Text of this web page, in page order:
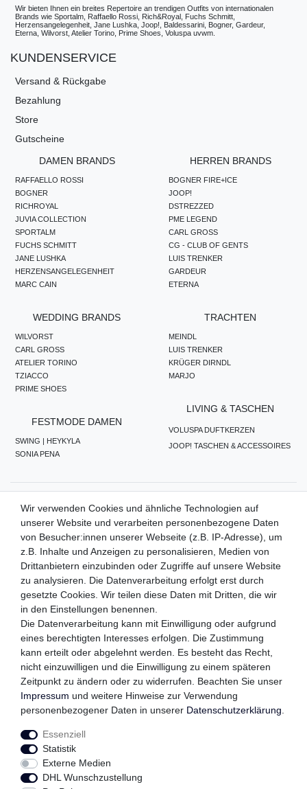
Wir bieten Ihnen ein breites Repertoire an trendigen Outfits von internationalen
Brands wie Sportalm, Raffaello Rossi, Rich&Royal, Fuchs Schmitt,
Herzensangelegenheit, Jane Lushka, Joop!, Baldessarini, Bogner, Gardeur,
Eterna, Wilvorst, Atelier Torino, Prime Shoes, Voluspa uvwm.
KUNDENSERVICE
Versand & Rückgabe
Bezahlung
Store
Gutscheine
DAMEN BRANDS
RAFFAELLO ROSSI
BOGNER
RICHROYAL
JUVIA COLLECTION
SPORTALM
FUCHS SCHMITT
JANE LUSHKA
HERZENSANGELEGENHEIT
MARC CAIN
HERREN BRANDS
BOGNER FIRE+ICE
JOOP!
DSTREZZED
PME LEGEND
CARL GROSS
CG - CLUB OF GENTS
LUIS TRENKER
GARDEUR
ETERNA
WEDDING BRANDS
WILVORST
CARL GROSS
ATELIER TORINO
TZIACCO
PRIME SHOES
FESTMODE DAMEN
SWING | HEYKYLA
SONIA PENA
TRACHTEN
MEINDL
LUIS TRENKER
KRÜGER DIRNDL
MARJO
LIVING & TASCHEN
VOLUSPA DUFTKERZEN
JOOP! TASCHEN & ACCESSOIRES
ZAHLUNGSMETHODEN
WIR VERSENDEN MIT
QUALITÄTSVERSPRECHEN
FOLGEN SIE UNS
Impressum
Widerrufs­recht Vertrag widerrufen
Wir verwenden Cookies und ähnliche Technologien auf
unserer Website und verarbeiten personenbezogene Daten
von Besucher:innen unserer Webseite (z.B. IP-Adresse), um
z.B. Inhalte und Anzeigen zu personalisieren, Medien von
Drittanbietern einzubinden oder Zugriffe auf unsere Website
zu analysieren. Die Datenverarbeitung erfolgt erst durch
gesetzte Cookies. Wir teilen diese Daten mit Dritten, die wir
in den Einstellungen benennen.
Die Datenverarbeitung kann mit Einwilligung oder aufgrund
eines berechtigten Interesses erfolgen. Die Zustimmung
kann erteilt oder abgelehnt werden. Es besteht das Recht,
nicht einzuwilligen und die Einwilligung zu einem späteren
Zeitpunkt zu ändern oder zu widerrufen. Beachten Sie unser
Impressum und weitere Hinweise zur Verwendung
personenbezogener Daten in unserer Daten­schutz­erklärung
Essenziell
Statistik
Externe Medien
DHL Wunschzustellung